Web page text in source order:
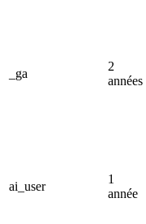
_ga
2
années
ai_user
1
année